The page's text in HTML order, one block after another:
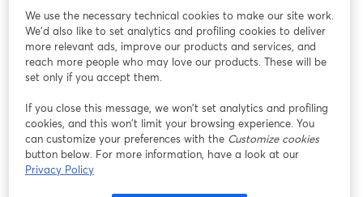
🗓️ Martes 6 de agosto
⏰ 17:00 hrs (CL 🇨🇱)
¿Te vemos ahí?🫢
We use the necessary technical cookies to make our site work.
We'd also like to set analytics and profiling cookies to deliver
more relevant ads, improve our products and services, and
reach more people who may love our products. These will be
set only if you accept them.
If you close this message, we won’t set analytics and profiling
cookies, and this won’t limit your browsing experience. You
can customize your preferences with the Customize cookies
button below. For more information, have a look at our
Privacy Policy